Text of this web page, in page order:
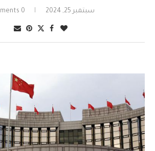
سبتمبر 25, 2024 0 comments